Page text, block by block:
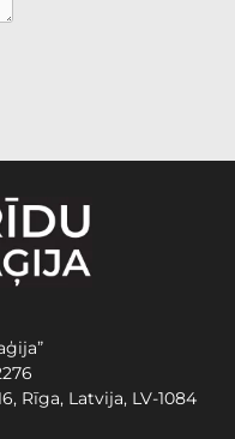
Rīga, Latvija, LV-1084